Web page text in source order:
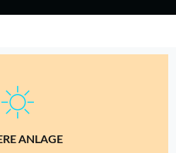
ANLAGEangelegt und bestens